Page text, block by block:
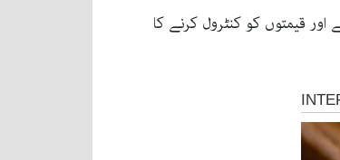
لینے اور قیمتوں کو کنٹرول کرنے کا